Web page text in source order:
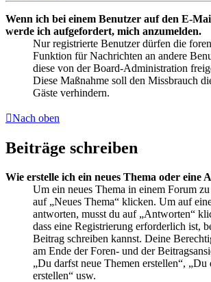
Wenn ich bei einem Benutzer auf den E-
werde ich aufgefordert, mich anzumelden.
Nur registrierte Benutzer dürfen die
Funktion für Nachrichten an andere
diese von der Board-Administration
Diese Maßnahme soll den Missbrauch
Gäste verhindern.
Nach oben
Beiträge schreiben
Wie erstelle ich ein neues Thema oder eine
Um ein neues Thema in einem Forum
auf „Neues Thema“ klicken. Um auf
antworten, musst du auf „Antworten“
dass eine Registrierung erforderlich ist,
Beitrag schreiben kannst. Deine
am Ende der Foren- und der
„Du darfst neue Themen erstellen“, „Du
erstellen“ usw.